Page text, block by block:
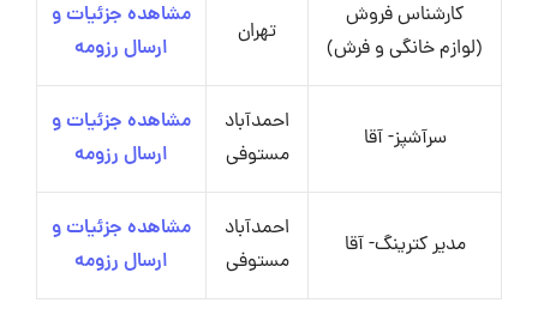
کارشناس فروش
(لوازم خانگی و فرش)
تهران
مشاهده جزئیات و
ارسال رزومه
سرآشپز- آقا
احمدآباد
مستوفی
مشاهده جزئیات و
ارسال رزومه
مدیر کترینگ- آقا
احمدآباد
مستوفی
مشاهده جزئیات و
ارسال رزومه